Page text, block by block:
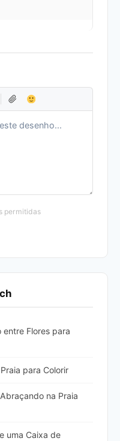
permitidas
Flores para
para Colorir
na Praia
uma Caixa de